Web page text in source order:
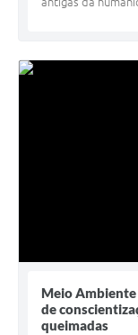
Meio Ambiente
de
queimadas